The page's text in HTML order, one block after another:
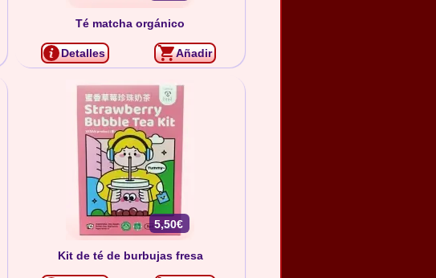
Té matcha orgánico
Detalles Añadir
5,50€
Kit de té de burbujas fresa